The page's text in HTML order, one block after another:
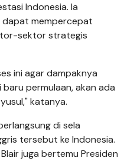
Indonesia. Ia
mempercepat
sektor strategis
ini agar dampaknya
permulaan, akan ada
katanya.
di sela
tersebut ke Indonesia.
juga bertemu Presiden